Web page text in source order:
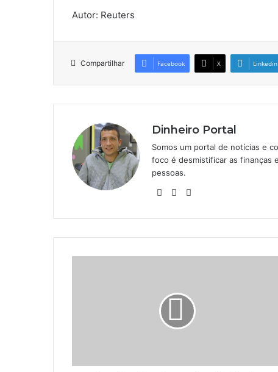
Autor: Reuters
Compartilhar Facebook X Linkedin
Dinheiro Portal
Somos um portal de notícias e
foco é desmistificar as finanças
pessoas.
WebsiteLinkedin